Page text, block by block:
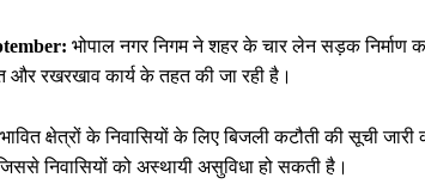
भोपाल नगर निगम ने शहर के चार लेन सड़क निर्माण
रखरखाव कार्य के तहत की जा रही है।
क्षेत्रों के निवासियों के लिए बिजली कटौती की सूची
निवासियों को अस्थायी असुविधा हो सकती है।